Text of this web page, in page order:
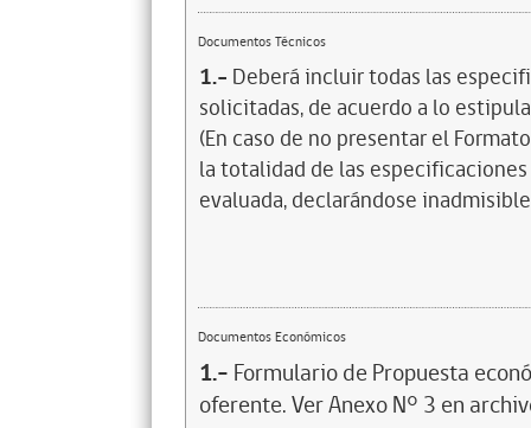
Documentos Técnicos
1.- Deberá incluir todas las
solicitadas, de acuerdo a lo
(En caso de no presentar el
la totalidad de las
evaluada, declarándose
Documentos Económicos
1.- Formulario de Propuesta
oferente. Ver Anexo N° 3 en